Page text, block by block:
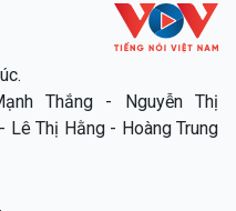
Thắng - Nguyễn Thị
Lê Thị Hằng - Hoàng Trung